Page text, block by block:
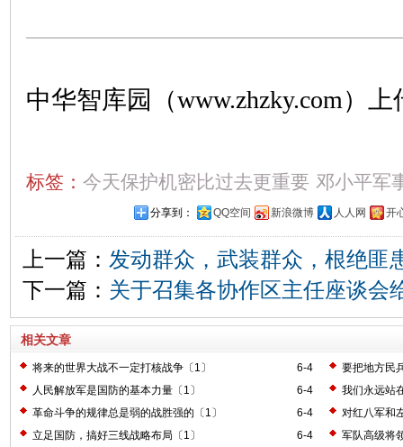
中华智库园（www.zhzky.com）上
标签： 今天保护机密比过去更重要 邓小平军
分享到： QQ空间 新浪微博 人人网 开
上一篇： 发动群众，武装群众，根绝匪
下一篇： 关于召集各协作区主任座谈会
相关文章
6-4
将来的世界大战不一定打核战争〔1〕
要把地方民
6-4
人民解放军是国防的基本力量〔1〕
我们永远站
6-4
革命斗争的规律总是弱的战胜强的〔1〕
对红八军和
6-4
立足国防，搞好三线战略布局〔1〕
军队高级将